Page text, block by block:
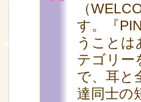
（
す。『
うことは
テゴリー
で、耳と
達同士の